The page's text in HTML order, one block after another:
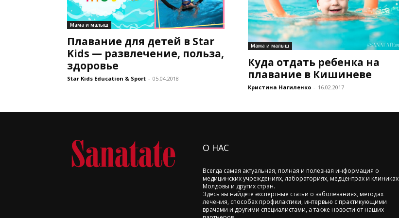
Мама и малыш
Плавание для детей в Star
Kids — развлечение, польза,
здоровье
Star Kids Education & Sport - 05.04.2018
Мама и малыш
Куда отдать ребенка на
плавание в Кишиневе
Кристина Нагиленко - 16.02.2017
О НАС
Всегда самая актуальная, полная и полезная информация о
медицинских учреждениях, лабораториях, медцентрах и клиниках
Молдовы и других стран.
Здесь вы найдете экспертные статьи о заболеваниях, методах
лечения, способах профилактики, интервью с практикующими
врачами и другими специалистами, а также новости от наших